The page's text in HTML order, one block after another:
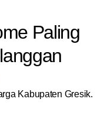
Paling
Kabupaten Gresik.